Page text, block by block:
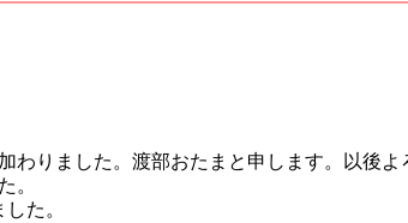
りました。渡部おたまと申します。以後よ
。
た。